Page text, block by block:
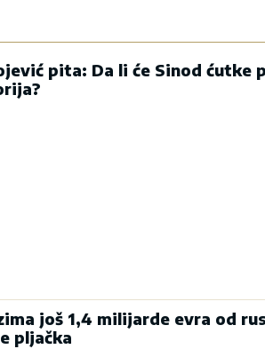
pita: Da li će Sinod ćutke
još 1,4 milijarde evra od
pljačka